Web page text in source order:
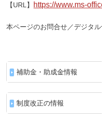
【URL】 https://www.ms-
本ページのお問合せ／デジタ
補助金・助成金情報
制度改正の情報